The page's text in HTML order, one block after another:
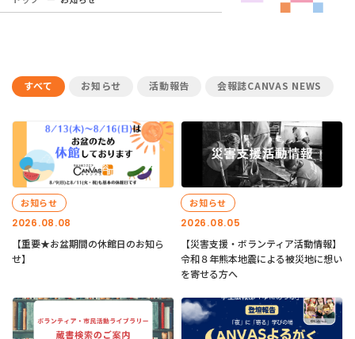
すべて お知らせ 活動報告 会報誌CANVAS NEWS
2026.08.08
お知らせ
【重要★お盆期間の休館日のお知ら
せ】
2026.08.05
お知らせ
【災害支援・ボランティア活動情報】
令和８年熊本地震による被災地に想い
を寄せる方へ